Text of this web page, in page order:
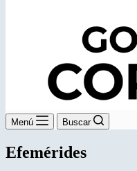
Menú Buscar
Efemérides